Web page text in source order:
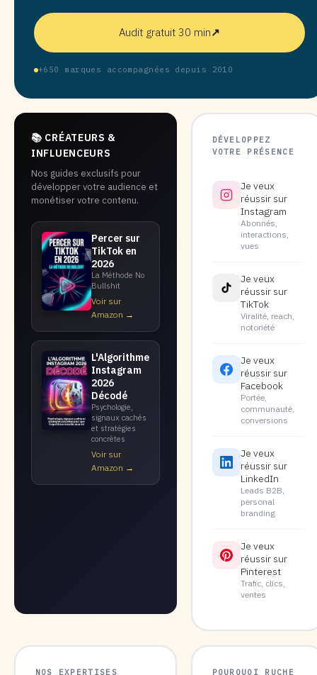
Audit gratuit 30 min↗
+650 marques accompagnées depuis 2010
📚 CRÉATEURS &
INFLUENCEURS
Nos guides exclusifs pour
développer votre audience et
monétiser votre contenu.
Percer sur
TikTok en
2026
La Méthode No
Bullshit
Voir sur
Amazon →
L'Algorithme
Instagram
2026
Décodé
Psychologie,
signaux cachés
et stratégies
concrètes
Voir sur
Amazon →
DÉVELOPPEZ
VOTRE PRÉSENCE
Je veux
réussir sur
Instagram
Abonnés,
interactions,
vues
Je veux
réussir sur
TikTok
Viralité, reach,
notoriété
Je veux
réussir sur
Facebook
Portée,
communauté,
conversions
Je veux
réussir sur
LinkedIn
Leads B2B,
personal
branding
Je veux
réussir sur
Pinterest
Trafic, clics,
ventes
NOS EXPERTISES
POURQUOI RUCHE